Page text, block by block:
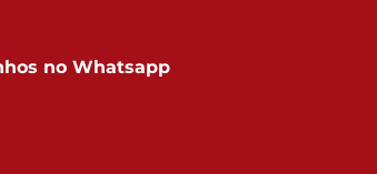
no Whatsapp